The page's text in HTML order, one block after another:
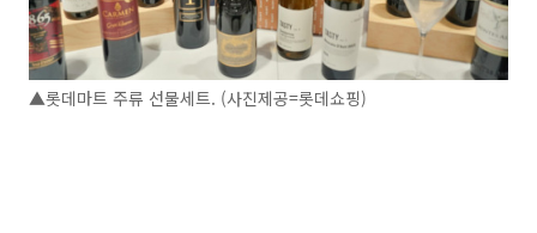
▲롯데마트 주류 선물세트. (사진제공=롯데쇼핑)